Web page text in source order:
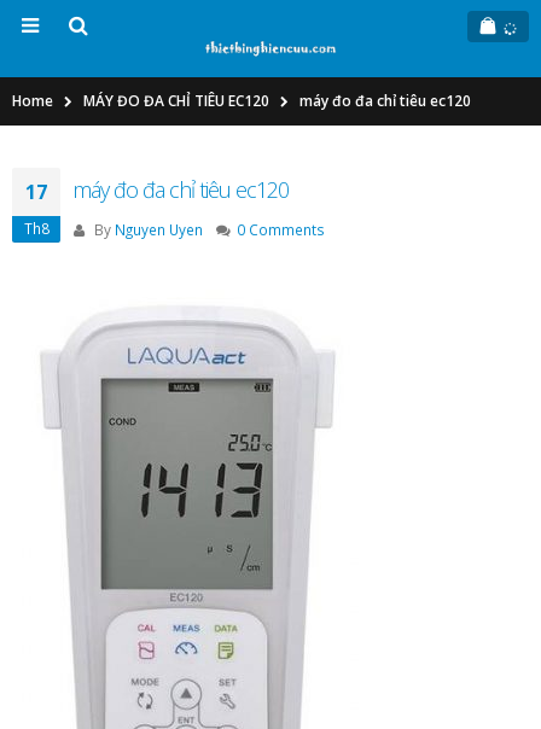
Home MÁY ĐO ĐA CHỈ TIÊU EC120 máy đo đa chỉ tiêu ec120
17
Th8
máy đo đa chỉ tiêu ec120
By Nguyen Uyen 0 Comments